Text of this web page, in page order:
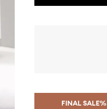
FINAL SALE%